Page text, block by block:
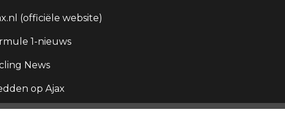
(officiële website)
1-nieuws
News
op Ajax